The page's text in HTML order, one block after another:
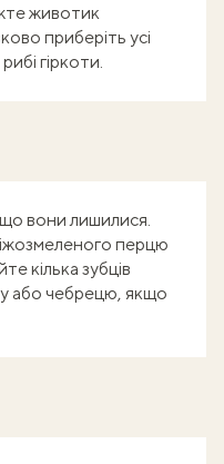
животик
приберіть усі
гіркоти.
вони лишилися.
перцю
кілька зубців
або чебрецю, якщо